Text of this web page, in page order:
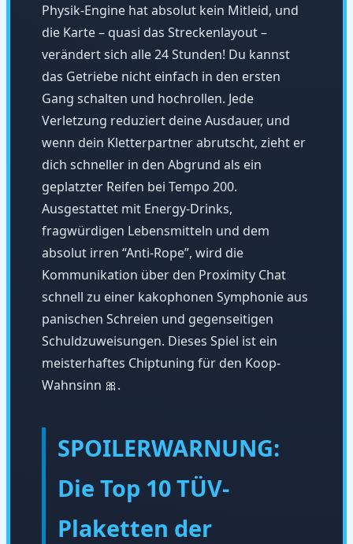
Physik-Engine hat absolut kein Mitleid, und
die Karte – quasi das Streckenlayout –
verändert sich alle 24 Stunden! Du kannst
das Getriebe nicht einfach in den ersten
Gang schalten und hochrollen. Jede
Verletzung reduziert deine Ausdauer, und
wenn dein Kletterpartner abrutscht, zieht er
dich schneller in den Abgrund als ein
geplatzter Reifen bei Tempo 200.
Ausgestattet mit Energy-Drinks,
fragwürdigen Lebensmitteln und dem
absolut irren “Anti-Rope”, wird die
Kommunikation über den Proximity Chat
schnell zu einer kakophonen Symphonie aus
panischen Schreien und gegenseitigen
Schuldzuweisungen. Dieses Spiel ist ein
meisterhaftes Chiptuning für den Koop-
Wahnsinn 🎀.
SPOILERWARNUNG:
Die Top 10 TÜV-
Plaketten der